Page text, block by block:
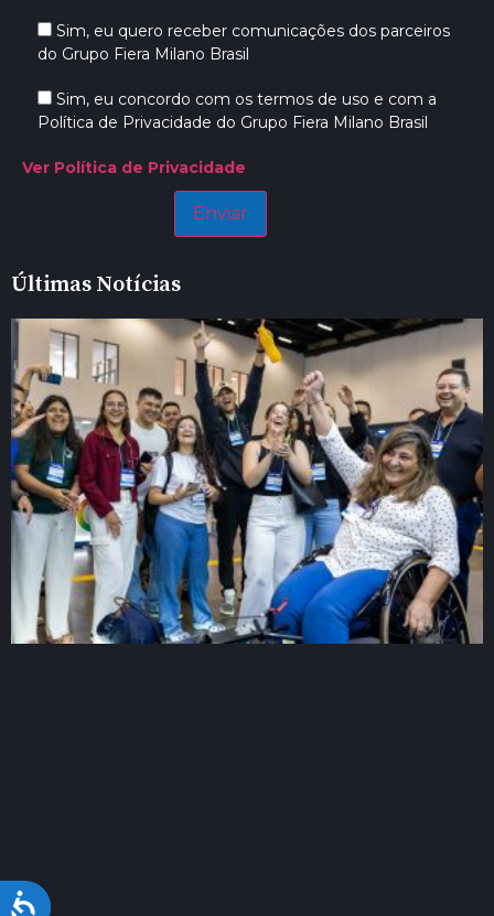
Acessibilidade
Sim, eu quero receber comunicações dos parceiros
do Grupo Fiera Milano Brasil
Sim, eu concordo com os termos de uso e com a
Política de Privacidade do Grupo Fiera Milano Brasil
Ver Política de Privacidade
Últimas Notícias